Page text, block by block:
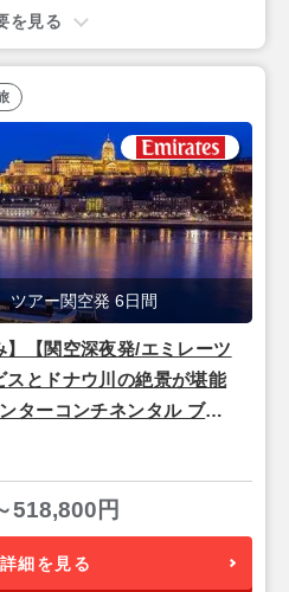
を見る
】【関空深夜発/エミレーツ
とドナウ川の絶景が堪能
ターコンチネンタル ブダ
の美しい夜景と歴史を楽し
ツアー関空発 6日間
518,800円
細を見る